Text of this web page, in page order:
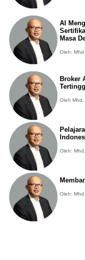
AI
Masa
Oleh:
Broker
Oleh Mhd.
Oleh:
Oleh: